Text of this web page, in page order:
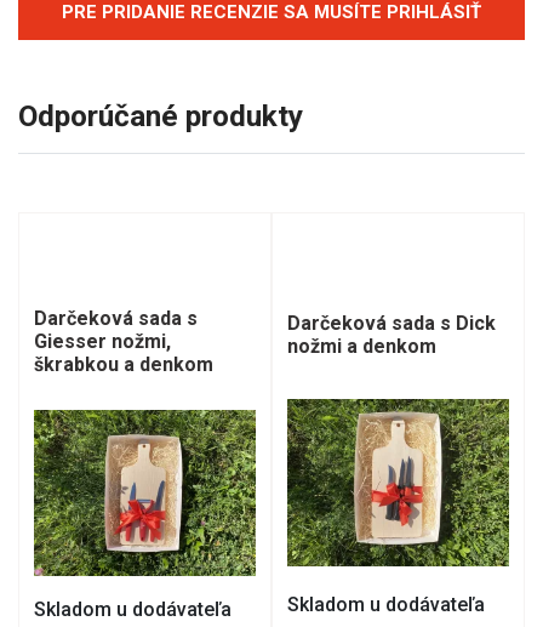
PRE PRIDANIE RECENZIE SA MUSÍTE PRIHLÁSIŤ
Odporúčané produkty
Darčeková sada s
Giesser nožmi,
škrabkou a denkom
Skladom u dodávateľa
Darčeková sada s Dick
nožmi a denkom
Skladom u dodávateľa